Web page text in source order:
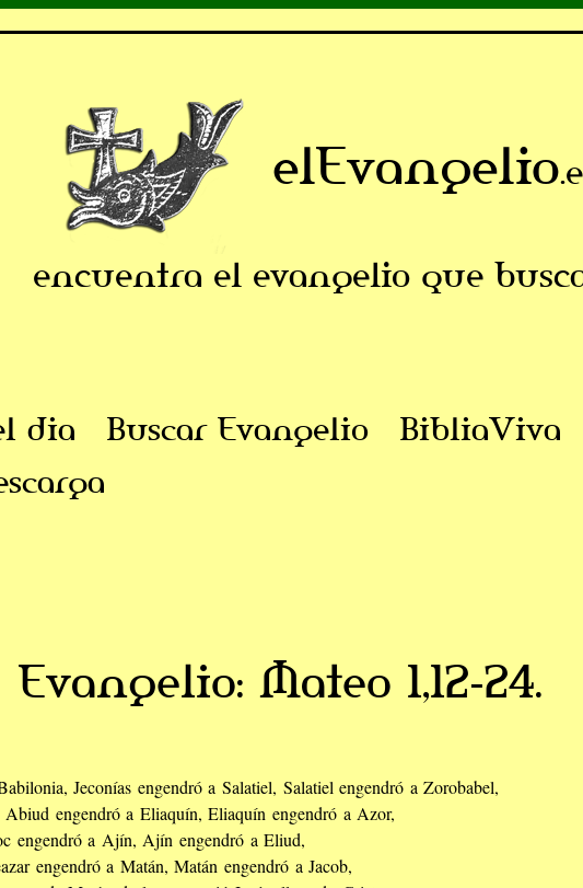
elEvangelio
encuentra el evangelio que
dia Buscar Evangelio BibliaViva
Evangelio: Mateo 1,12-24.
Jeconías engendró a Salatiel, Salatiel engendró a Zorobabel,
engendró a Eliaquín, Eliaquín engendró a Azor,
engendró a Ajín, Ajín engendró a Eliud,
engendró a Matán, Matán engendró a Jacob,